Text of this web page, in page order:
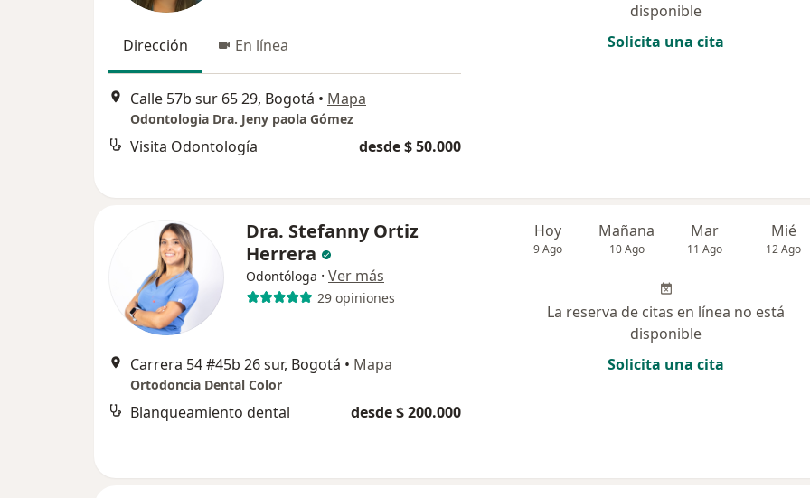
Dirección En línea
Calle 57b sur 65 29, Bogotá • Mapa
Odontologia Dra. Jeny paola Gómez
Visita Odontología desde $ 50.000
disponible
Solicita una cita
Dra. Stefanny Ortiz
Herrera
Odontóloga · Ver más
29 opiniones
Carrera 54 #45b 26 sur, Bogotá • Mapa
Ortodoncia Dental Color
Blanqueamiento dental desde $ 200.000
Hoy
9 Ago
Mañana
10 Ago
Mar
11 Ago
Mié
12 Ago
La reserva de citas en línea no está
disponible
Solicita una cita